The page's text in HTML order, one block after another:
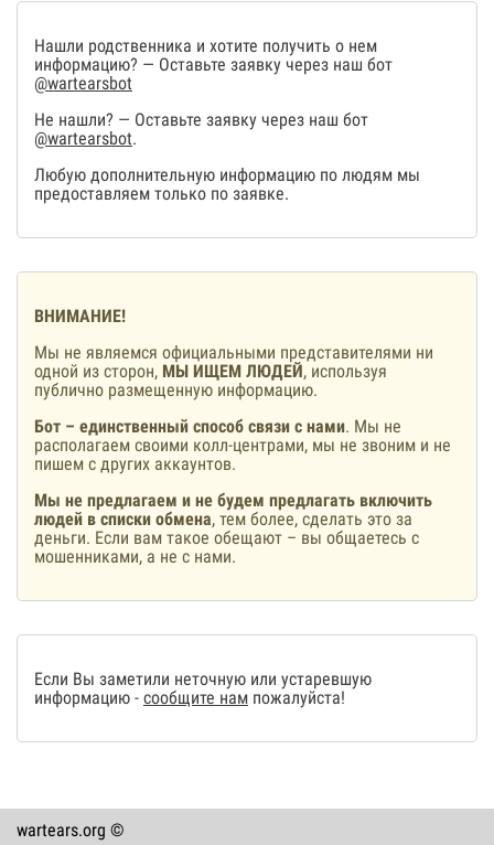
Нашли родственника и хотите получить о нем
информацию? — Оставьте заявку через наш бот
@wartearsbot
Не нашли? — Оставьте заявку через наш бот
@wartearsbot.
Любую дополнительную информацию по людям мы
предоставляем только по заявке.
ВНИМАНИЕ!
Мы не являемся официальными представителями ни
одной из сторон, МЫ ИЩЕМ ЛЮДЕЙ, используя
публично размещенную информацию.
Бот – единственный способ связи с нами. Мы не
располагаем своими колл-центрами, мы не звоним и не
пишем с других аккаунтов.
Мы не предлагаем и не будем предлагать включить
людей в списки обмена, тем более, сделать это за
деньги. Если вам такое обещают – вы общаетесь с
мошенниками, а не с нами.
Если Вы заметили неточную или устаревшую
информацию - сообщите нам пожалуйста!
wartears.org ©